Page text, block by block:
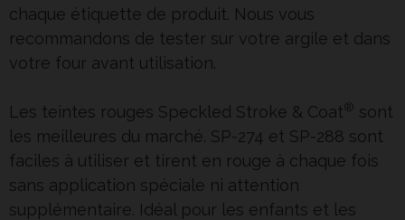
chaque étiquette de produit. Nous vous
recommandons de tester sur votre argile et dans
votre four avant utilisation.
Les teintes rouges Speckled Stroke & Coat® sont
les meilleures du marché. SP-274 et SP-288 sont
faciles à utiliser et tirent en rouge à chaque fois
sans application spéciale ni attention
supplémentaire. Idéal pour les enfants et les